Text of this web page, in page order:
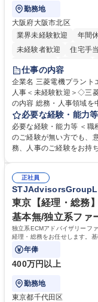
勤務地
大阪府大阪市北区
業界未経験歓迎
年間
未経験者歓迎
住宅手
退職金あり
駅近5分以内
土日祝休
仕事の内容
企業名 三菱電機プラントエンジニ
人事＜未経験歓迎＞◇三菱
の内容 総務・人事領域を
します。 ＜具体的には＞ ・総務/人事労務（給与・社保・勤怠管理など）
・採用・教育研修 ・福
採用や教育等の業務内容
出張もございます。 ※担
必要な経験・能力等
必要な経験・能力等 ＜職
のご経験が無い方でも、
務、人事のご経験をお持ちの方（業界不
正社員
東京【経理・総務
基本無/独立系ファ
独立系ECMアドバイザリーフ
経理・総務をお任せします。
任担当として広く活躍できる環
年俸
400万円以上
勤務地
東京都千代田区